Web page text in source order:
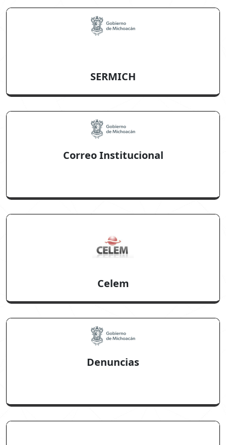
SERMICH
Correo Institucional
Celem
Denuncias